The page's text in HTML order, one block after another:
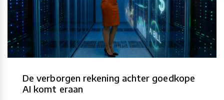
De verborgen rekening achter goedkope
AI komt eraan